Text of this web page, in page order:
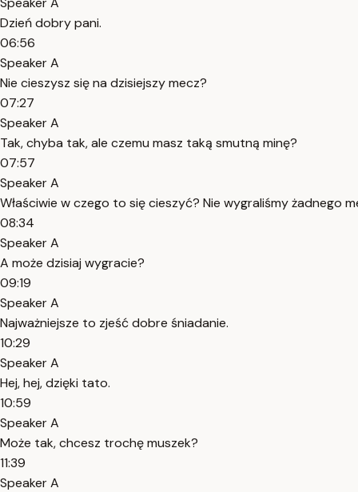
Dzień dobry pani.
06:56
Speaker A
Nie cieszysz się na dzisiejszy mecz?
07:27
Speaker A
Tak, chyba tak, ale czemu masz taką smutną minę?
07:57
Speaker A
Właściwie w czego to się cieszyć? Nie wygraliśmy żadnego
08:34
Speaker A
A może dzisiaj wygracie?
09:19
Speaker A
Najważniejsze to zjeść dobre śniadanie.
10:29
Speaker A
Hej, hej, dzięki tato.
10:59
Speaker A
Może tak, chcesz trochę muszek?
11:39
Speaker A